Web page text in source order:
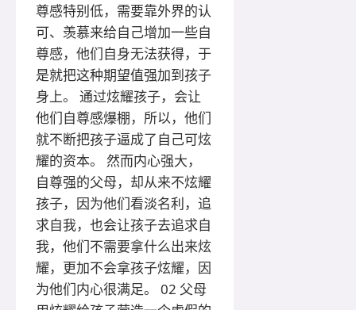
尊感特别低，需要靠外界的认
可、羡慕来给自己增加一些自
尊感，他们自身无法获得，于
是就把这种期望值强加到孩子
身上。 通过炫耀孩子，会让
他们自尊感爆棚，所以，他们
就不断把孩子逼成了自己可炫
耀的资本。 然而内心强大，
自尊强的父母，却从来不炫耀
孩子，因为他们看淡名利，追
求自我，也会让孩子去追求自
我，他们不需要拿什么出来炫
耀，更加不会拿孩子炫耀，因
为他们内心很满足。 02 父母